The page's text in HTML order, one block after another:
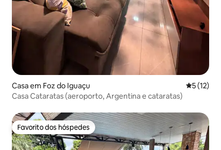
Casa em Foz do Iguaçu
5 (12)
Casa Cataratas (aeroporto, Argentina e cataratas)
Favorito dos hóspedes
Favorito dos hóspedes